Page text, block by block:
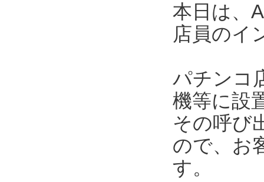
本日は、
店員のイ
パチンコ
機等に設
その呼び
ので、お
す。